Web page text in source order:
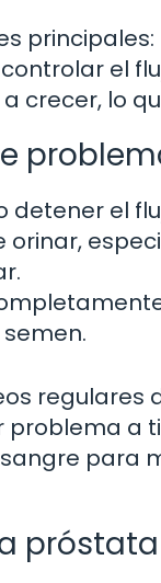
el
crecer, lo
detener el
orinar,
a
para
próstata